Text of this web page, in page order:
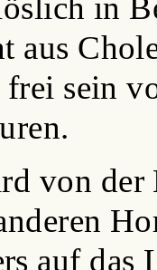
in
aus
sein
von der
auf das